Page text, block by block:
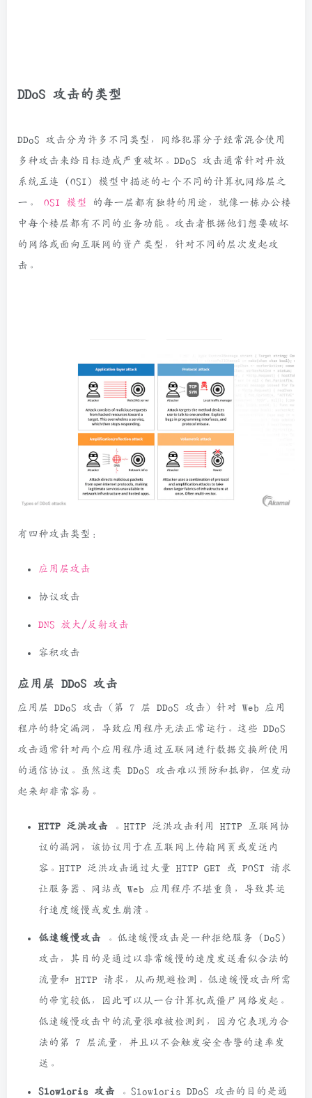
DDoS 攻击的类型
DDoS 攻击分为许多不同类型，网络犯罪分子经常混合使用
多种攻击来给目标造成严重破坏。DDoS 攻击通常针对开放
系统互连 (OSI) 模型中描述的七个不同的计算机网络层之
一。 OSI 模型
的每一层都有独特的用途，就像一栋办公楼
中每个楼层都有不同的业务功能。攻击者根据他们想要破坏
的网络或面向互联网的资产类型，针对不同的层次发起攻
击。
有四种攻击类型：
应用层攻击
协议攻击
DNS 放大/反射攻击
容积攻击
应用层 DDoS 攻击
应用层 DDoS 攻击（第 7 层 DDoS 攻击）针对 Web 应用
程序的特定漏洞，导致应用程序无法正常运行。这些 DDoS
攻击通常针对两个应用程序通过互联网进行数据交换所使用
的通信协议。虽然这类 DDoS 攻击难以预防和抵御，但发动
起来却非常容易。
HTTP 泛洪攻击
。HTTP 泛洪攻击利用 HTTP 互联网协
议的漏洞，该协议用于在互联网上传输网页或发送内
容。HTTP 泛洪攻击通过大量 HTTP GET 或 POST 请求
让服务器、网站或 Web 应用程序不堪重负，导致其运
行速度缓慢或发生崩溃。
低速缓慢攻击
。低速缓慢攻击是一种拒绝服务 (DoS)
攻击，其目的是通过以非常缓慢的速度发送看似合法的
流量和 HTTP 请求，从而规避检测。低速缓慢攻击所需
的带宽较低，因此可以从一台计算机或僵尸网络发起。
低速缓慢攻击中的流量很难被检测到，因为它表现为合
法的第 7 层流量，并且以不会触发安全告警的速率发
送。
Slowloris 攻击 。Slowloris DDoS 攻击的目的是通